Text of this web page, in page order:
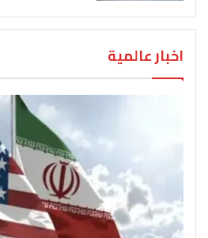
اخبار عالمية